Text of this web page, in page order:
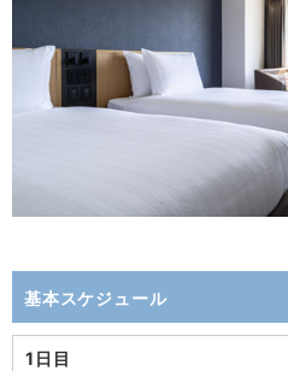
基本スケジュール
1日目